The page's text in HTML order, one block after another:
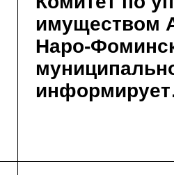
имуществом
Наро-